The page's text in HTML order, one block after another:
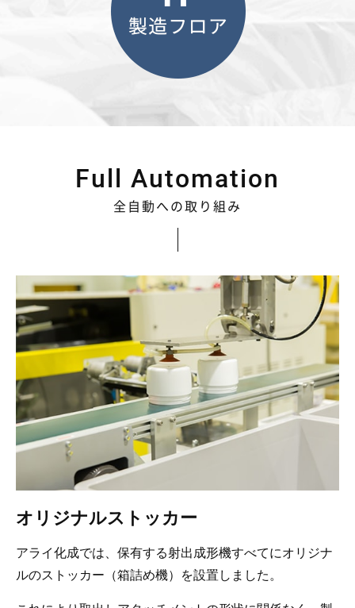
Full Automation
全自動への取り組み
オリジナルストッカー
アライ化成では、保有する射出成形機すべてにオリジナ
ルのストッカー（箱詰め機）を設置しました。